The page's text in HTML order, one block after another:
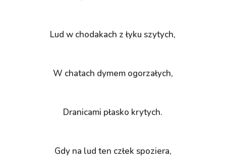
Lud w chodakach z łyku szytych,
W chatach dymem ogorzałych,
Dranicami płasko krytych.
Gdy na lud ten człek spoziera,